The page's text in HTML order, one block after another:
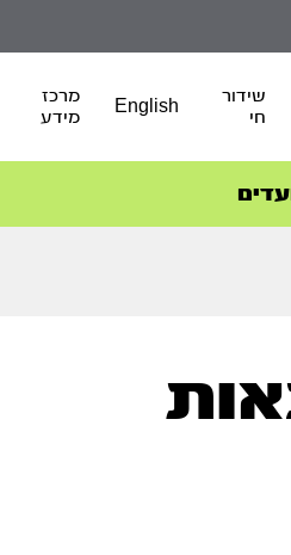
שידור
חי
English
מרכז
מידע